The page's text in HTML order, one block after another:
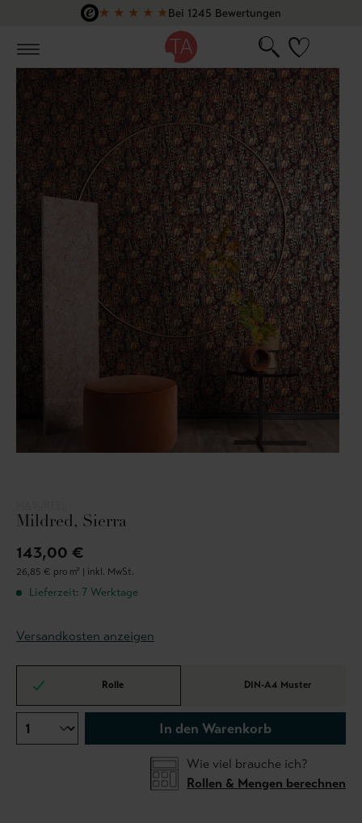
Zum Hauptinhalt springen
★ ★ ★ ★ ★Bei 1245 Bewertungen
Mildred, Sierra
143,00 €
26,85 € pro m² | inkl. MwSt.
Lieferzeit: 7 Werktage
Versandkosten anzeigen
Rolle DIN-A4 Muster
In den Warenkorb
Wie viel brauche ich?
Rollen & Mengen berechnen